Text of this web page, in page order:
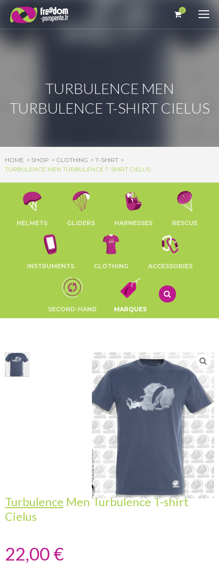
0
TURBULENCE MEN
TURBULENCE T-SHIRT CIELUS
HOME SHOP CLOTHING
T-SHIRT
TURBULENCE MEN TURBULENCE T-SHIRT CIELUS
HELMETS GLIDERS HARNESSES RESCUE
INSTRUMENTS CLOTHING ACCESSORIES
SECOND-HAND MARQUES
Turbulence Men Turbulence T-shirt
Cielus
22,00 €